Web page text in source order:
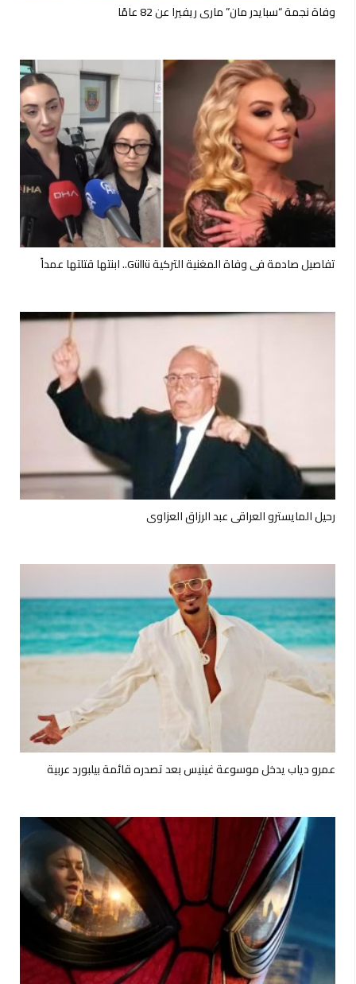
وفاة نجمة “سبايدر مان” ماري ريفيرا عن 82 عامًا
تفاصيل صادمة في وفاة المغنية التركية Güllü.. ابنتها قتلتها عمداً
رحيل المايسترو العراقي عبد الرزاق العزاوي
عمرو دياب يدخل موسوعة غينيس بعد تصدره قائمة بيلبورد عربية